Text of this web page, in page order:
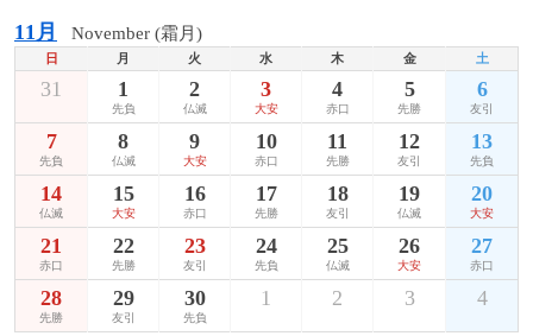
11月 November (霜月)
日 月 火 水 木 金 土
31 1
先負
2
仏滅
3
大安
4
赤口
5
先勝
6
友引
7
先負
8
仏滅
9
大安
10
赤口
11
先勝
12
友引
13
先負
14
仏滅
15
大安
16
赤口
17
先勝
18
友引
19
仏滅
20
大安
21
赤口
22
先勝
23
友引
24
先負
25
仏滅
26
大安
27
赤口
28
先勝
29
友引
30
先負
1 2 3 4